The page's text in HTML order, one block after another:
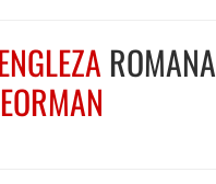
ROMANA